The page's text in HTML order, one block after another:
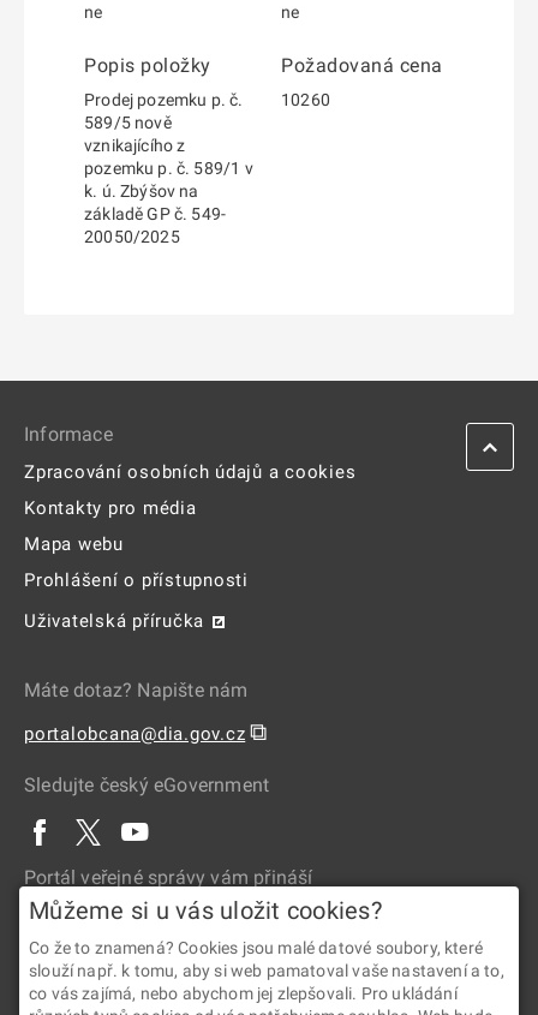
ne ne
Popis položky
Prodej pozemku p. č.
589/5 nově
vznikajícího z
pozemku p. č. 589/1 v
k. ú. Zbýšov na
základě GP č. 549-
20050/2025
Požadovaná cena
10260
Informace
Zpracování osobních údajů a cookies
Kontakty pro média
Mapa webu
Prohlášení o přístupnosti
Uživatelská příručka
Máte dotaz? Napište nám
portalobcana@dia.gov.cz ⧉
Sledujte český eGovernment
Portál veřejné správy vám přináší
Můžeme si u vás uložit cookies?
Co že to znamená? Cookies jsou malé datové soubory, které
slouží např. k tomu, aby si web pamatoval vaše nastavení a to,
co vás zajímá, nebo abychom jej zlepšovali. Pro ukládání